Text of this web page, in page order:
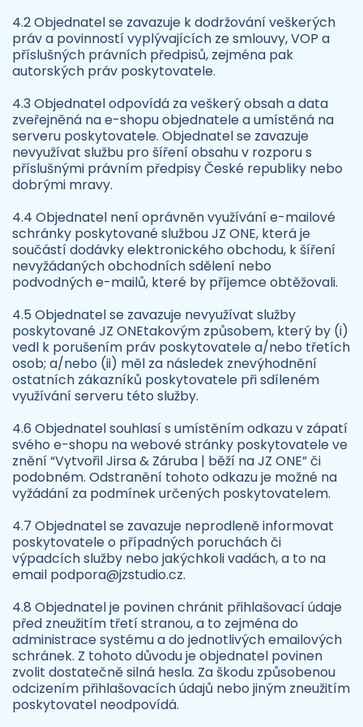
4.2 Objednatel se zavazuje k dodržování veškerých
práv a povinností vyplývajících ze smlouvy, VOP a
příslušných právních předpisů, zejména pak
autorských práv poskytovatele.
4.3 Objednatel odpovídá za veškerý obsah a data
zveřejněná na e-shopu objednatele a umístěná na
serveru poskytovatele. Objednatel se zavazuje
nevyužívat službu pro šíření obsahu v rozporu s
příslušnými právním předpisy České republiky nebo
dobrými mravy.
4.4 Objednatel není oprávněn využívání e-mailové
schránky poskytované službou JZ ONE, která je
součástí dodávky elektronického obchodu, k šíření
nevyžádaných obchodních sdělení nebo
podvodných e-mailů, které by příjemce obtěžovali.
4.5 Objednatel se zavazuje nevyužívat služby
poskytované JZ ONEtakovým způsobem, který by (i)
vedl k porušením práv poskytovatele a/nebo třetích
osob; a/nebo (ii) měl za následek znevýhodnění
ostatních zákazníků poskytovatele při sdíleném
využívání serveru této služby.
4.6 Objednatel souhlasí s umístěním odkazu v zápatí
svého e-shopu na webové stránky poskytovatele ve
znění “Vytvořil Jirsa & Záruba | běží na JZ ONE” či
podobném. Odstranění tohoto odkazu je možné na
vyžádání za podmínek určených poskytovatelem.
4.7 Objednatel se zavazuje neprodleně informovat
poskytovatele o případných poruchách či
výpadcích služby nebo jakýchkoli vadách, a to na
email podpora@jzstudio.cz.
4.8 Objednatel je povinen chránit přihlašovací údaje
před zneužitím třetí stranou, a to zejména do
administrace systému a do jednotlivých emailových
schránek. Z tohoto důvodu je objednatel povinen
zvolit dostatečně silná hesla. Za škodu způsobenou
odcizením přihlašovacích údajů nebo jiným zneužitím
poskytovatel neodpovídá.